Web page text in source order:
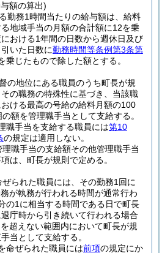
額の算出)
勤務1時間当たりの給与額は、給料
地域手当の月額の合計額に12を乗
おける1年間の日数から週休日及び
いた日数に勤務時間等条例第3条第
乗じたもので除した額とする。
の地位にある職員のうち町長が規
の職務の特殊性に基づき、当該職
ける最高の号給の給料月額の100
額を管理職手当として支給する。
職手当を支給する職員には第10
の規定は適用しない。
職手当の支給額その他管理職手当
は、町長が規則で定める。
られた職員には、その勤務1回に
が執務が行われる時間が通常行わ
の1に相当する時間である日で町長
庁時から引き続いて行われる場合
を超えない範囲内において町長が規
当として支給する。
命ぜられた職員には前項の規定にか